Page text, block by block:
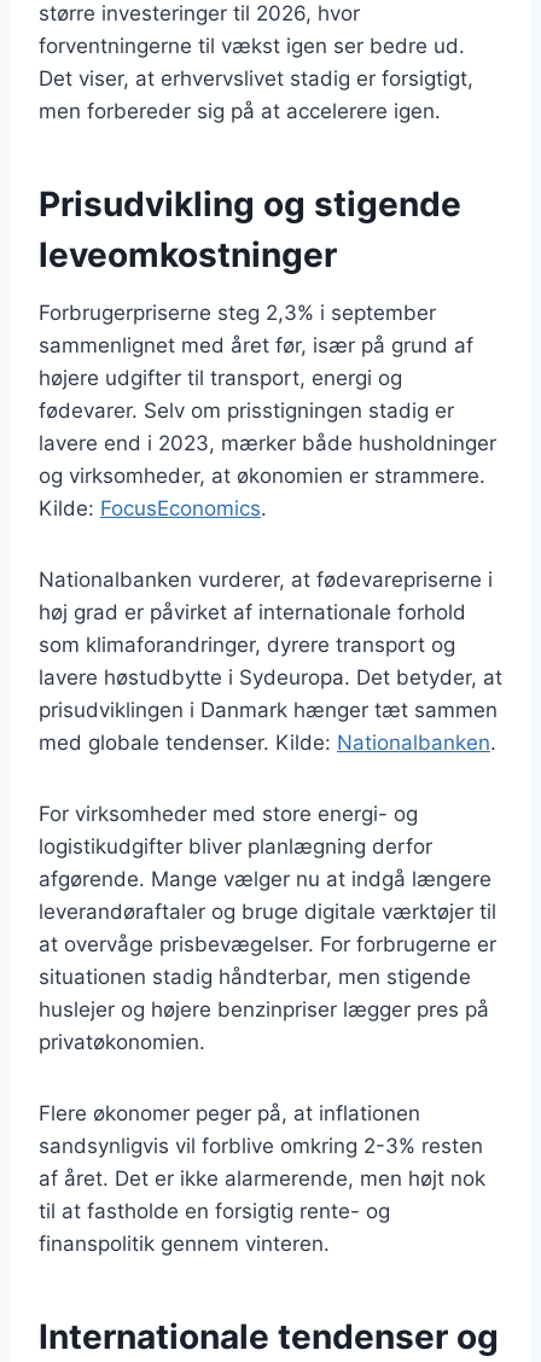
større investeringer til 2026, hvor
forventningerne til vækst igen ser bedre ud.
Det viser, at erhvervslivet stadig er forsigtigt,
men forbereder sig på at accelerere igen.
Prisudvikling og stigende
leveomkostninger
Forbrugerpriserne steg 2,3% i september
sammenlignet med året før, især på grund af
højere udgifter til transport, energi og
fødevarer. Selv om prisstigningen stadig er
lavere end i 2023, mærker både husholdninger
og virksomheder, at økonomien er strammere.
Kilde: FocusEconomics.
Nationalbanken vurderer, at fødevarepriserne i
høj grad er påvirket af internationale forhold
som klimaforandringer, dyrere transport og
lavere høstudbytte i Sydeuropa. Det betyder, at
prisudviklingen i Danmark hænger tæt sammen
med globale tendenser. Kilde: Nationalbanken.
For virksomheder med store energi- og
logistikudgifter bliver planlægning derfor
afgørende. Mange vælger nu at indgå længere
leverandøraftaler og bruge digitale værktøjer til
at overvåge prisbevægelser. For forbrugerne er
situationen stadig håndterbar, men stigende
huslejer og højere benzinpriser lægger pres på
privatøkonomien.
Flere økonomer peger på, at inflationen
sandsynligvis vil forblive omkring 2-3% resten
af året. Det er ikke alarmerende, men højt nok
til at fastholde en forsigtig rente- og
finanspolitik gennem vinteren.
Internationale tendenser og